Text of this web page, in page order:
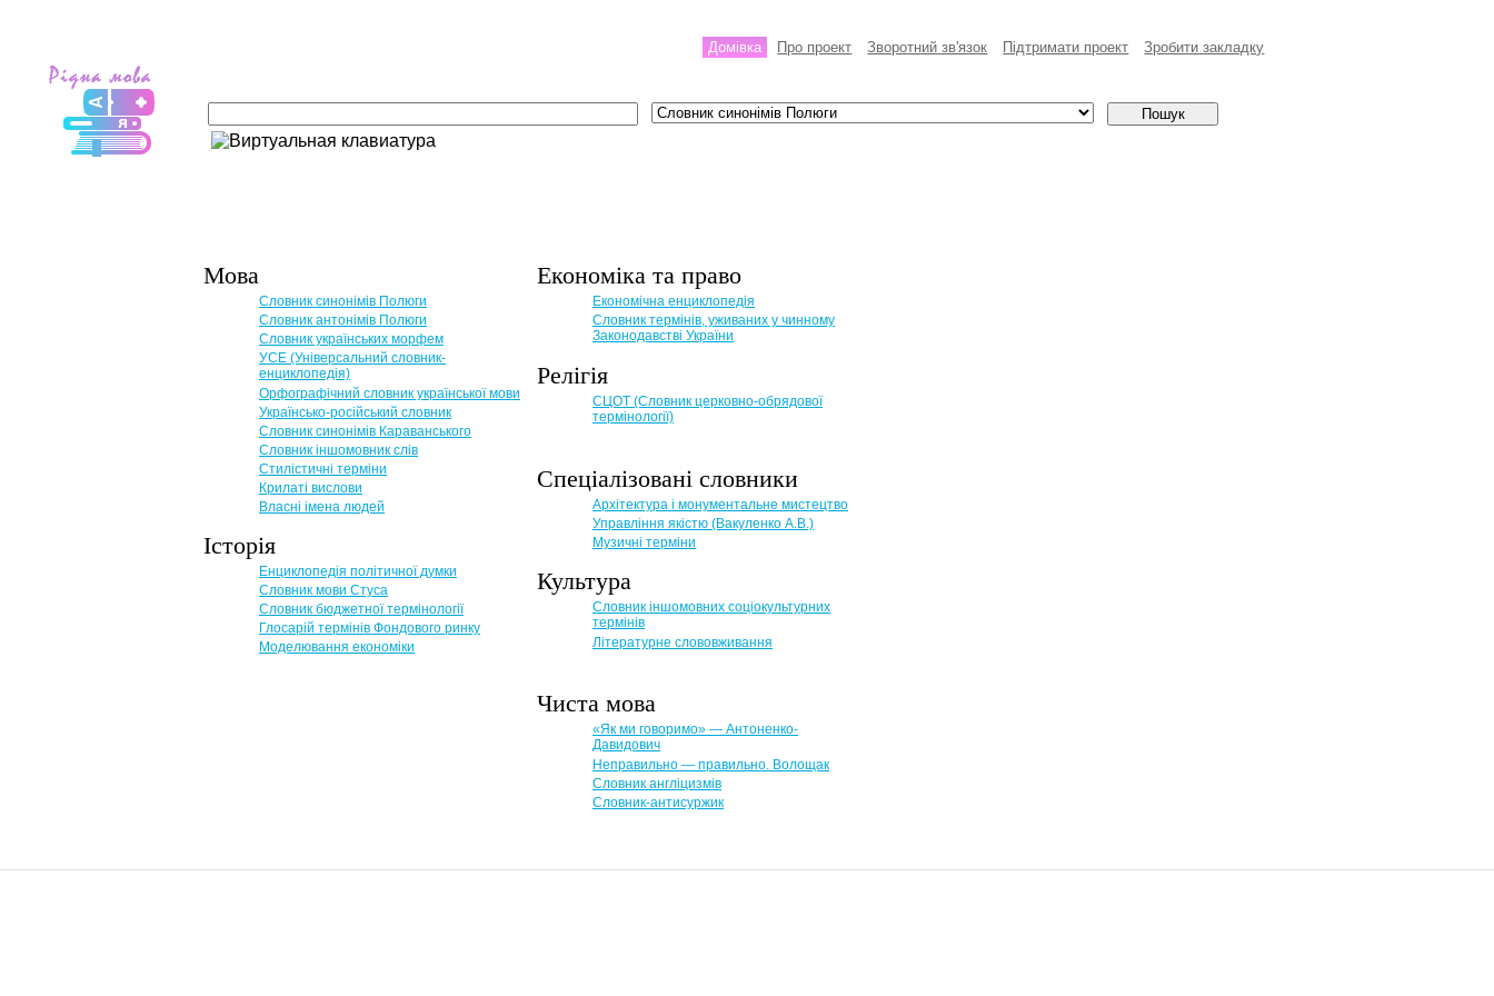
Домівка Про проект Зворотний зв'язок Пiдтримати проект Зробити закладку
Мова
Словник синонімів Полюги
Словник антонімів Полюги
Словник українських морфем
УСЕ (Універсальний словник-
енциклопедія)
Орфографічний словник української мови
Українсько-російський словник
Словник синонімів Караванського
Словник іншомовник слів
Стилістичні терміни
Крилаті вислови
Власні імена людей
Історія
Енциклопедія політичної думки
Словник мови Стуса
Словник бюджетної термінології
Глосарій термінів Фондового ринку
Моделювання економіки
Економіка та право
Eкономічна енциклопедія
Словник термінів, уживаних у чинному
Законодавстві України
Релігія
СЦОТ (Словник церковно-обрядової
термінології)
Спеціалізовані словники
Архітектура і монументальне мистецтво
Управління якістю (Вакуленко А.В.)
Музичні терміни
Культура
Словник іншомовних соціокультурних
термінів
Літературне слововживання
Чиста мова
«Як ми говоримо» — Антоненко-
Давидович
Неправильно — правильно. Волощак
Словник англіцизмів
Словник-антисуржик